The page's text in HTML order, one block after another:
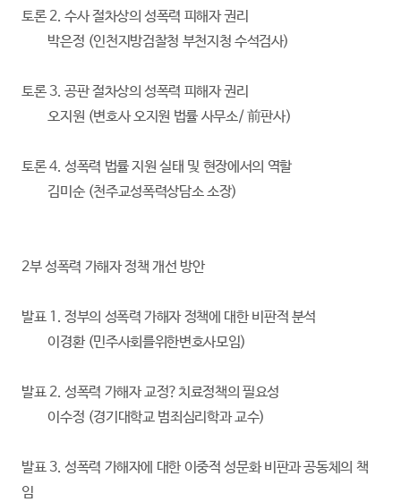
토론 2. 수사 절차상의 성폭력 피해자 권리
박은정 (인천지방검찰청 부천지청 수석검사)
토론 3. 공판 절차상의 성폭력 피해자 권리
오지원 (변호사 오지원 법률 사무소/ 前판사)
토론 4. 성폭력 법률 지원 실태 및 현장에서의 역할
김미순 (천주교성폭력상담소 소장)
2부 성폭력 가해자 정책 개선 방안
발표 1. 정부의 성폭력 가해자 정책에 대한 비판적 분석
이경환 (민주사회를위한변호사모임)
발표 2. 성폭력 가해자 교정?치료정책의 필요성
이수정 (경기대학교 범죄심리학과 교수)
발표 3. 성폭력 가해자에 대한 이중적 성문화 비판과 공동체의 책
임